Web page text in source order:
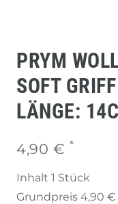
PRYM
SOFT
LÄNGE:
4,90 € *
Inhalt 1 Stück
Grundpreis 4,90 €